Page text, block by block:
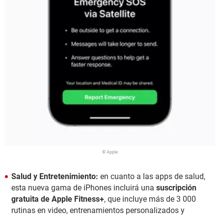
© Apple
Salud y Entretenimiento: en cuanto a las apps de salud,
esta nueva gama de iPhones incluirá una suscripción
gratuita de Apple Fitness+, que incluye más de 3 000
rutinas en video, entrenamientos personalizados y